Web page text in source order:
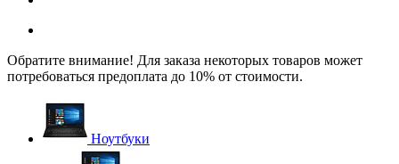
Обратите внимание! Для заказа некоторых товаров может
потребоваться предоплата до 10% от стоимости.
Ноутбуки